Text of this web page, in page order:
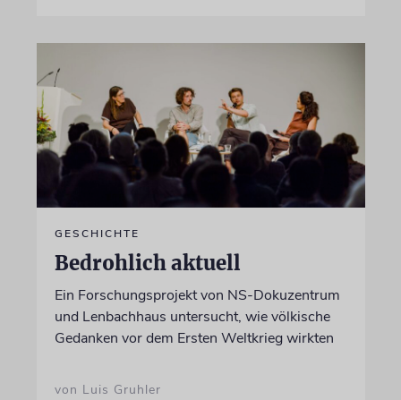
GESCHICHTE
Bedrohlich aktuell
Ein Forschungsprojekt von NS-Dokuzentrum
und Lenbachhaus untersucht, wie völkische
Gedanken vor dem Ersten Weltkrieg wirkten
von Luis Gruhler